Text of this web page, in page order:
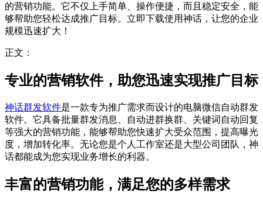
的营销功能。它不仅上手简单、操作便捷，而且稳定安全，能
够帮助您轻松达成推广目标。立即下载使用神话，让您的企业
规模迅速扩大！
正文：
专业的营销软件，助您迅速实现推广目标
神话群发软件是一款专为推广需求而设计的电脑微信自动群发
软件。它具备批量群发消息、自动进群换群、关键词自动回复
等强大的营销功能，能够帮助您快速扩大受众范围，提高曝光
度，增加转化率。无论您是个人工作室还是大型公司团队，神
话都能成为您实现业务增长的利器。
丰富的营销功能，满足您的多样需求